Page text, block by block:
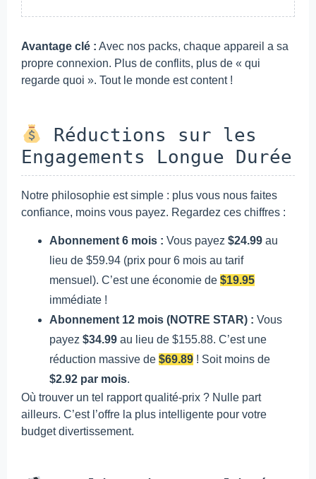
Avantage clé : Avec nos packs, chaque appareil a sa
propre connexion. Plus de conflits, plus de « qui
regarde quoi ». Tout le monde est content !
Réductions sur les
Engagements Longue Durée
Notre philosophie est simple : plus vous nous faites
confiance, moins vous payez. Regardez ces chiffres :
Abonnement 6 mois : Vous payez $24.99 au
lieu de $59.94 (prix pour 6 mois au tarif
mensuel). C’est une économie de $19.95
immédiate !
Abonnement 12 mois (NOTRE STAR) : Vous
payez $34.99 au lieu de $155.88. C’est une
réduction massive de $69.89 ! Soit moins de
$2.92 par mois.
Où trouver un tel rapport qualité-prix ? Nulle part
ailleurs. C’est l’offre la plus intelligente pour votre
budget divertissement.